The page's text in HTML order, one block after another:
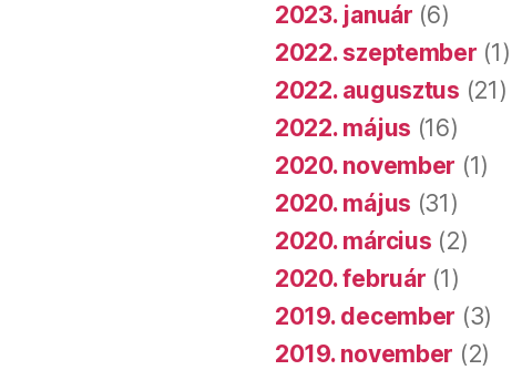
2023. január (6)
2022. szeptember (1)
2022. augusztus (21)
2022. május (16)
2020. november (1)
2020. május (31)
2020. március (2)
2020. február (1)
2019. december (3)
2019. november (2)